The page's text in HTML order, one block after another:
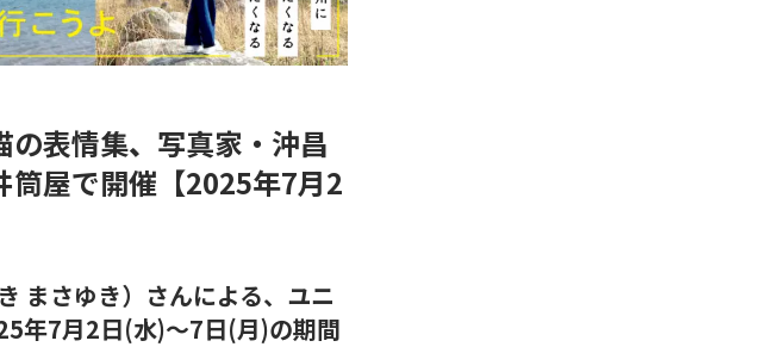
の表情集、 写真家・沖昌
筒屋で開催【2025年7月2
まさゆき）さんによる、ユニ
年7月2日(水)〜7日(月)の期間